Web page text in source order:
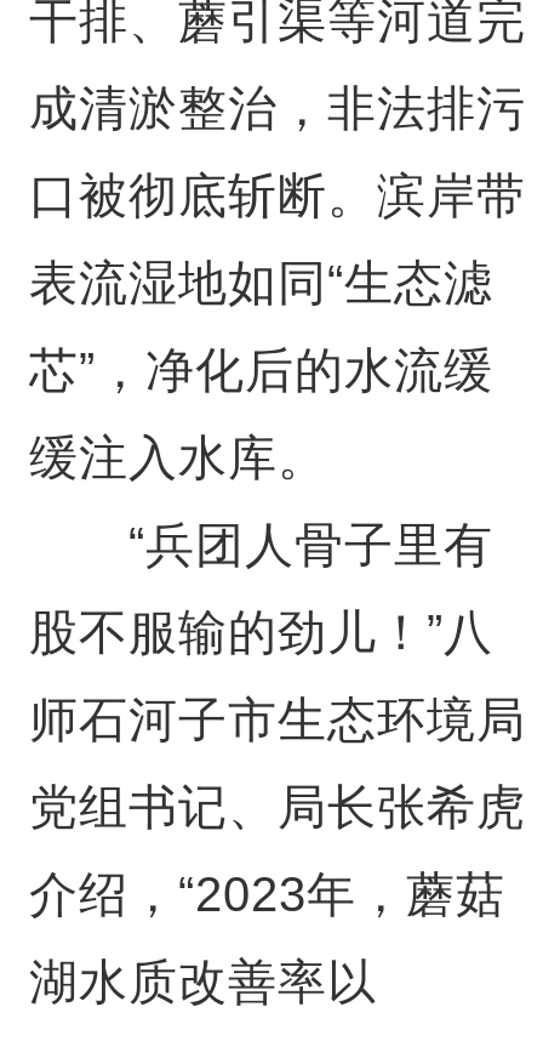
干排、蘑引渠等河道完
成清淤整治，非法排污
口被彻底斩断。滨岸带
表流湿地如同“生态滤
芯”，净化后的水流缓
缓注入水库。
“兵团人骨子里有
股不服输的劲儿！”八
师石河子市生态环境局
党组书记、局长张希虎
介绍，“2023年，蘑菇
湖水质改善率以